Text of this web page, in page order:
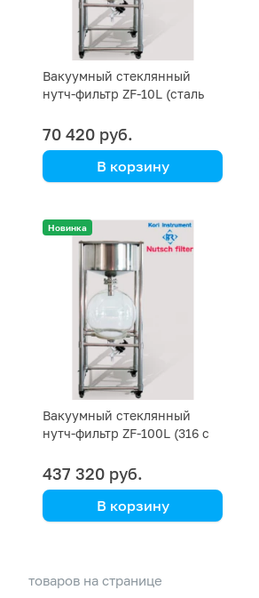
Вакуумный стеклянный
нутч-фильтр ZF-10L (сталь
70 420 руб.
В корзину
Новинка
Вакуумный стеклянный
нутч-фильтр ZF-100L (316 с
437 320 руб.
В корзину
товаров на странице